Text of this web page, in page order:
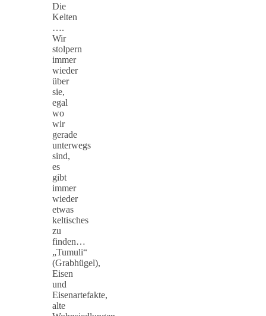
Die
Kelten
….
Wir
stolpern
immer
wieder
über
sie,
egal
wo
wir
gerade
unterwegs
sind,
es
gibt
immer
wieder
etwas
keltisches
zu
finden…
„Tumuli“
(Grabhügel),
Eisen
und
Eisenartefakte,
alte